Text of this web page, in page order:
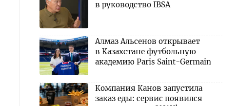
в руководство IBSA
Алмаз Альсенов открывает
в Казахстане футбольную
академию Paris Saint-Germain
Компания Канов запустила
заказ еды: сервис появился